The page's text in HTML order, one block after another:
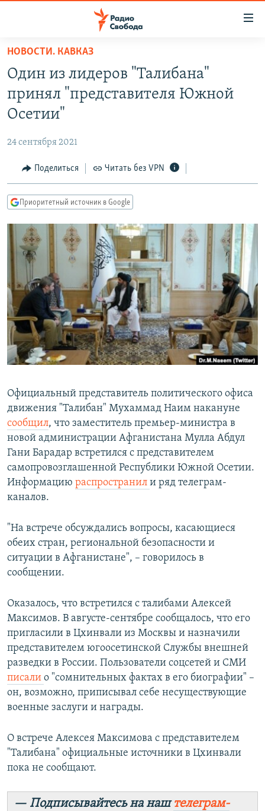
упрощенного
доступа
основному
Вернутся
Вернутся
поиску
ПОДКАСТЫ
АВТОРСКИЕ ПРОЕКТЫ
МНЕНИЯ
КУЛЬТУРА
КАВКАЗ.РЕАЛИИ
СЕВЕР.РЕАЛИИ
СИБИРЬ.РЕАЛИИ
РАСПИСАНИЕ ВЕЩАНИЯ
ПОДПИШИТЕСЬ НА РАССЫЛКУ
СОЦИАЛЬНЫЕ СЕТИ
Все сайты РСЕ/РС
НОВОСТИ. КАВКАЗ
Один из лидеров "Талибана"
принял "представителя Южной
Осетии"
24 сентября 2021
Поделиться Читать без VPN
Приоритетный источник в Google
Официальный представитель политического офиса
движения "Талибан" Мухаммад Наим накануне
сообщил, что заместитель премьер-министра в
новой администрации Афганистана Мулла Абдул
Гани Барадар встретился с представителем
самопровозглашенной Республики Южной Осетии.
Информацию распространил и ряд телеграм-
каналов.
"На встрече обсуждались вопросы, касающиеся
обеих стран, региональной безопасности и
ситуации в Афганистане", – говорилось в
сообщении.
Оказалось, что встретился с талибами Алексей
Максимов. В августе-сентябре сообщалось, что его
пригласили в Цхинвали из Москвы и назначили
представителем югоосетинской Службы внешней
разведки в России. Пользователи соцсетей и СМИ
писали о "сомнительных фактах в его биографии" –
он, возможно, приписывал себе несуществующие
военные заслуги и награды.
О встрече Алексея Максимова с представителем
"Талибана" официальные источники в Цхинвали
пока не сообщают.
— Подписывайтесь на наштелеграм-